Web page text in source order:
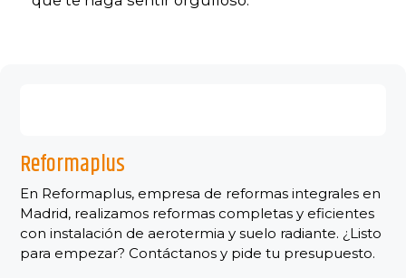
Reformaplus
En Reformaplus, empresa de reformas integrales en
Madrid, realizamos reformas completas y eficientes
con instalación de aerotermia y suelo radiante. ¿Listo
para empezar? Contáctanos y pide tu presupuesto.